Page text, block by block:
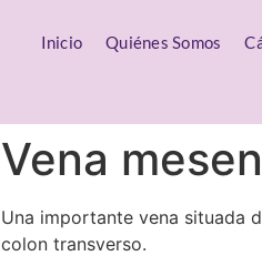
Inicio Quiénes Somos
Vena
Una importante vena situada
colon transverso.